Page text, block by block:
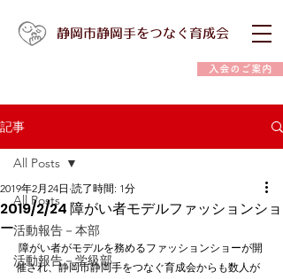
入会のご案内
静岡市静岡手をつなぐ育成会
記事
All Posts
活動報告－本部
活動報告－学級部
All Posts
2019/2/24 障がい者モデルファッションショ
ー
2019年2月24日 読了時間: 1分
催され、静岡市静岡手をつなぐ育成会からも数人が